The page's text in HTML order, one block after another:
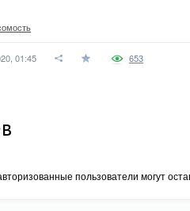
01:45 653
пользователи могут